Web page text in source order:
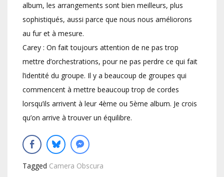
album, les arrangements sont bien meilleurs, plus
sophistiqués, aussi parce que nous nous améliorons
au fur et à mesure.
Carey : On fait toujours attention de ne pas trop
mettre d’orchestrations, pour ne pas perdre ce qui fait
l’identité du groupe. Il y a beaucoup de groupes qui
commencent à mettre beaucoup trop de cordes
lorsqu’ils arrivent à leur 4ème ou 5ème album. Je crois
qu’on arrive à trouver un équilibre.
Tagged Camera Obscura